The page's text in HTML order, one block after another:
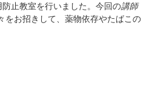
止教室を行いました。今回の講師
をお招きして、薬物依存やたばこの